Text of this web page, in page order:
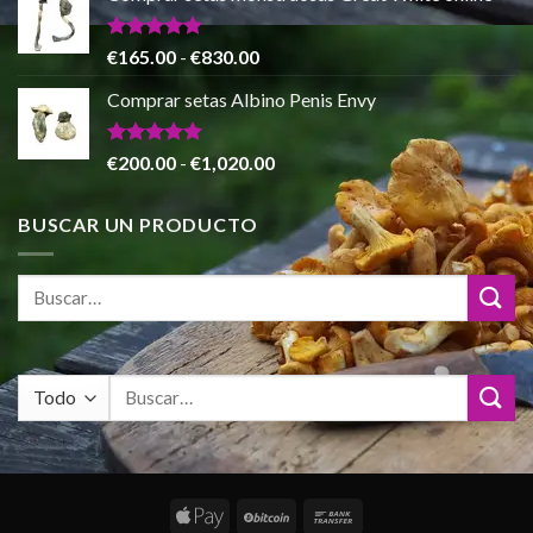
desde
€140.00
hasta
€745.00
Valorado
de 5
€165.00 - €830.00Rango
precios:
€165.00
€830.00
Comprar setas Albino Penis Envy
Valorado
€200.00 - €1,020.00Rango
precios:
desde
€200.00
BUSCAR UN PRODUCTO
Buscar